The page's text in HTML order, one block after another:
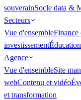
souverainSocle data &
Secteurs
Vue d'ensembleFinance
investissement
Agence
Vue d'ensembleSite
webContenu et vidéo
et transformation